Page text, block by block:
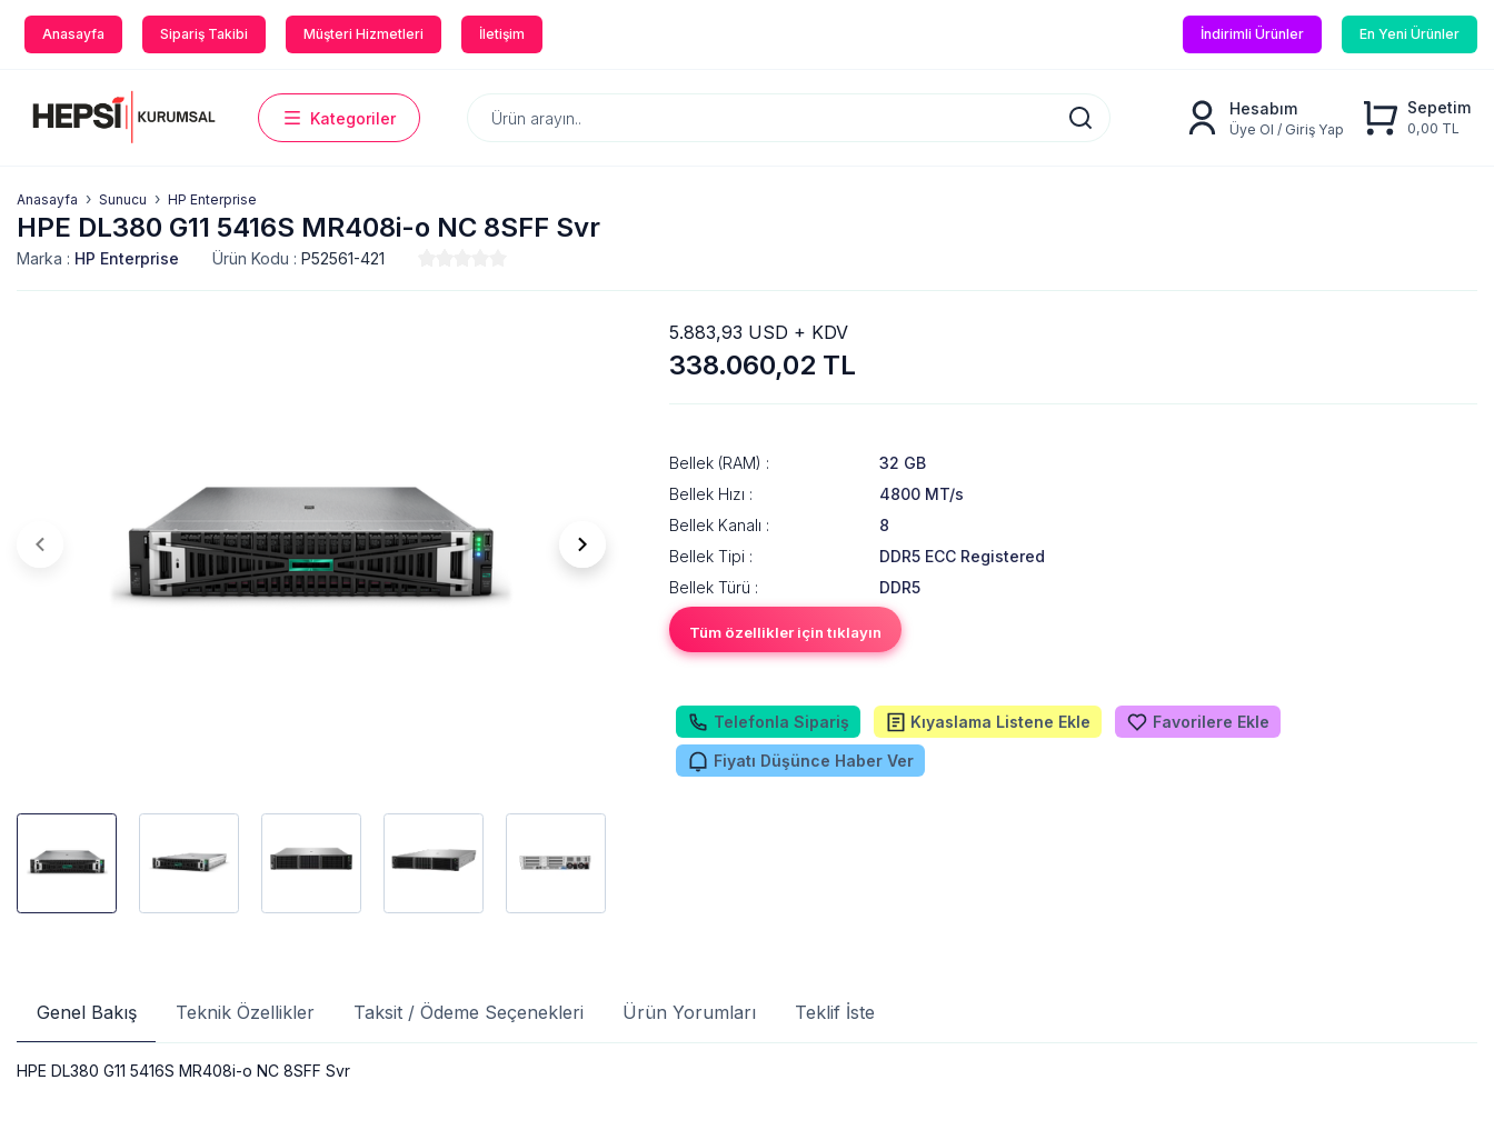
Anasayfa Sipariş Takibi Müşteri Hizmetleri İletişim İndirimli Ürünler En Yeni Ürünler
Kategoriler
Hesabım
Üye Ol / Giriş Yap
Sepetim
0,00 TL
Anasayfa Sunucu HP Enterprise
HPE DL380 G11 5416S MR408i-o NC 8SFF Svr
Marka : HP Enterprise Ürün Kodu : P52561-421
338.060,02 TL
5.883,93 USD + KDV
Bellek (RAM) :
32 GB
Bellek Hızı :
4800 MT/s
Bellek Kanalı :
8
Bellek Tipi :
DDR5 ECC Registered
Bellek Türü :
DDR5
Tüm özellikler için tıklayın
Telefonla Sipariş Kıyaslama Listene Ekle Favorilere Ekle
Fiyatı Düşünce Haber Ver
Genel Bakış Teknik Özellikler Taksit / Ödeme Seçenekleri Ürün Yorumları Teklif İste
HPE DL380 G11 5416S MR408i-o NC 8SFF Svr